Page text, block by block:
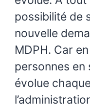
possibilité de
nouvelle
MDPH. Car
personnes en
évolue